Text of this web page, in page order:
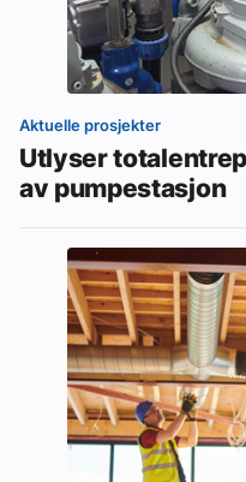
Aktuelle prosjekter
Utlyser
av pumpestasjon